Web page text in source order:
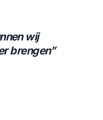
wij
brengen”